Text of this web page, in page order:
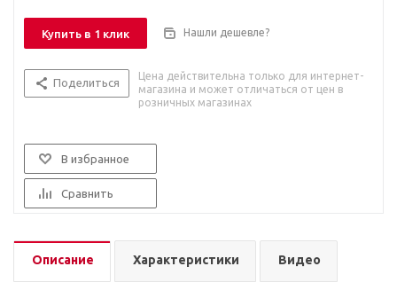
Купить в 1 клик Нашли дешевле?
Поделиться
Цена действительна только для интернет-
магазина и может отличаться от цен в
розничных магазинах
В избранное
Сравнить
Описание Характеристики Видео